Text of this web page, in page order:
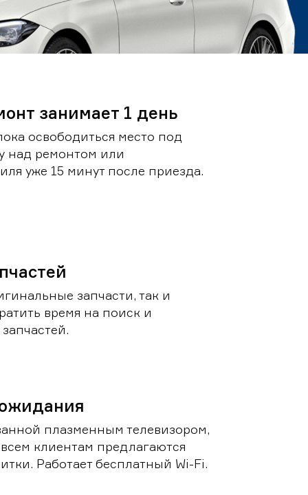
занимает 1 день
освободиться место под
над ремонтом или
уже 15 минут после приезда.
запчасти, так и
время на поиск и
плазменным телевизором,
клиентам предлагаются
Работает бесплатный Wi-Fi.